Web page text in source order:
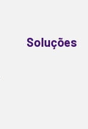
Soluções